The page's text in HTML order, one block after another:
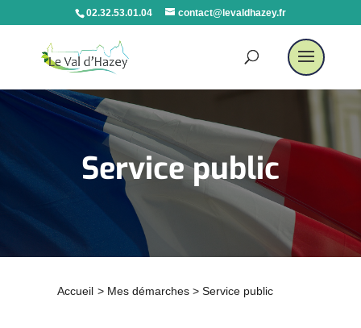
02.32.53.01.04 contact@levaldhazey.fr
Service public
Accueil > Mes démarches > Service public